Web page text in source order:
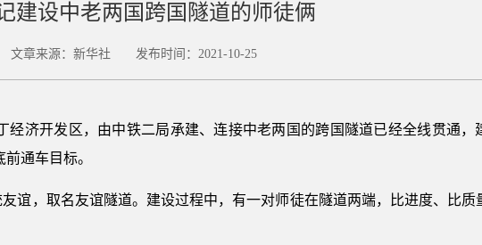
设中老两国跨国隧道的师徒俩
文章来源：新华社 发布时间：2021-10-25
经济开发区，由中铁二局承建、连接中老两国的跨国隧道已经全线贯通，
通车目标。
谊，取名友谊隧道。建设过程中，有一对师徒在隧道两端，比进度、比质